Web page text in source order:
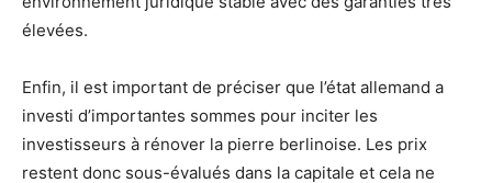
élevées.
Enfin, il est important de préciser que l’état allemand a
investi d’importantes sommes pour inciter les
investisseurs à rénover la pierre berlinoise. Les prix
restent donc sous-évalués dans la capitale et cela ne